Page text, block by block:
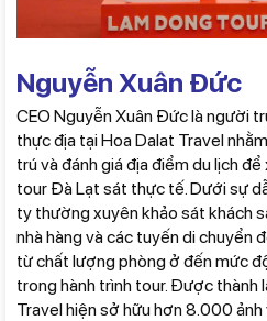
Nguyễn Xuân Đức
CEO Nguyễn Xuân Đức là người
thực địa tại Hoa Dalat Travel
trú và đánh giá địa điểm du lịch
tour Đà Lạt sát thực tế. Dưới sự
ty thường xuyên khảo sát khách
nhà hàng và các tuyến di chuyển
từ chất lượng phòng ở đến mức
trong hành trình tour. Được thành
Travel hiện sở hữu hơn 8.000